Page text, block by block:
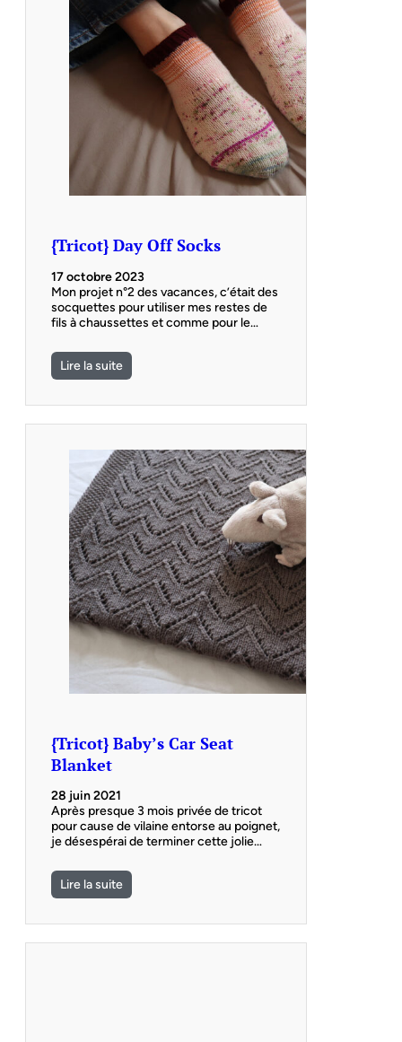
{Tricot} Day Off Socks
17 octobre 2023
Mon projet n°2 des vacances, c’était des
socquettes pour utiliser mes restes de
fils à chaussettes et comme pour le…
Lire la suite
{Tricot} Baby’s Car Seat
Blanket
28 juin 2021
Après presque 3 mois privée de tricot
pour cause de vilaine entorse au poignet,
je désespérai de terminer cette jolie…
Lire la suite